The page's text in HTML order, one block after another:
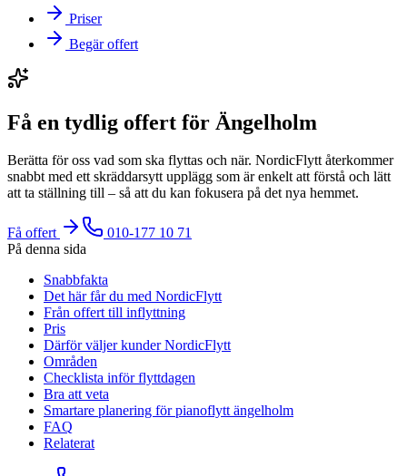
Priser
Begär offert
Få en tydlig offert för Ängelholm
Berätta för oss vad som ska flyttas och när. NordicFlytt återkommer
snabbt med ett skräddarsytt upplägg som är enkelt att förstå och lätt
att ta ställning till – så att du kan fokusera på det nya hemmet.
Få offert
010-177 10 71
På denna sida
Snabbfakta
Det här får du med NordicFlytt
Från offert till inflyttning
Pris
Därför väljer kunder NordicFlytt
Områden
Checklista inför flyttdagen
Bra att veta
Smartare planering för pianoflytt ängelholm
FAQ
Relaterat